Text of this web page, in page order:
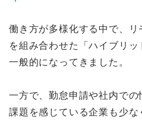
働き方が多様化する中で、
を組み合わせた「ハイブリ
一般的になってきました。
一方で、勤怠申請や社内で
課題を感じている企業も少な